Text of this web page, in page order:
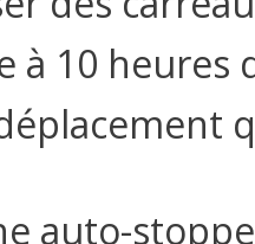
à 10 heures
auto-